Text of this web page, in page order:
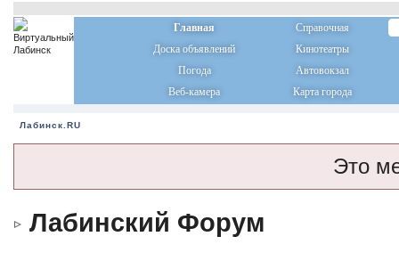
Главная
Справочная
Доска объявлений
Кинотеатры
Погода
Автовокзал
Веб-камера
Карта города
Лабинск.RU
Это
Лабинский Форум